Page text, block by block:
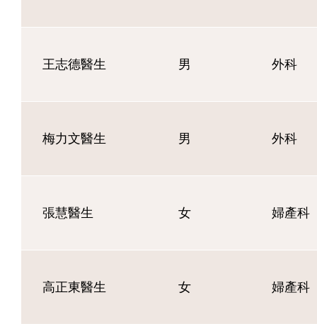
王志德醫生 男 外科
梅力文醫生 男 外科
張慧醫生 女 婦產科
高正東醫生 女 婦產科